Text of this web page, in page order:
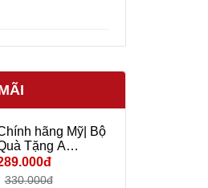
hãng Mỹ| Bộ
Tặng A
Wishes |
Xịt Thơm Body Mist
330.000đ